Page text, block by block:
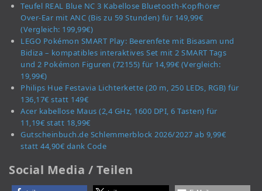
Teufel REAL Blue NC 3 Kabellose Bluetooth-Kopfhörer
Over-Ear mit ANC (Bis zu 59 Stunden) für 149,99€
(Vergleich: 199,99€)
LEGO Pokémon SMART Play: Beerenfete mit Bisasam und
Bidiza – kompatibles interaktives Set mit 2 SMART Tags
und 2 Pokémon Figuren (72155) für 14,99€ (Vergleich:
19,99€)
Philips Hue Festavia Lichterkette (20 m, 250 LEDs, RGB) für
136,17€ statt 149€
Acer kabellose Maus (2,4 GHz, 1600 DPI, 6 Tasten) für
11,19€ statt 18,99€
Gutscheinbuch.de Schlemmerblock 2026/2027 ab 9,99€
statt 44,90€ dank Code
Social Media / Teilen